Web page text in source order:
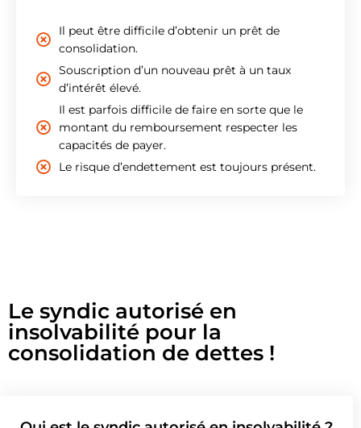
Il peut être difficile d’obtenir un prêt de
consolidation.
Souscription d’un nouveau prêt à un taux
d’intérêt élevé.
Il est parfois difficile de faire en sorte que le
montant du remboursement respecter les
capacités de payer.
Le risque d’endettement est toujours présent.
Le syndic autorisé en
insolvabilité pour la
consolidation de dettes !